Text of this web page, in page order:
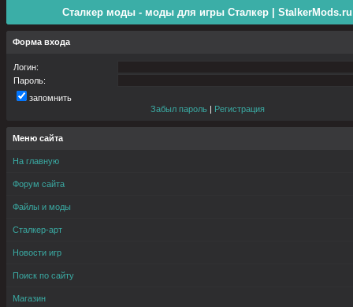
Сталкер моды - моды для игры Сталкер | StalkerMods.ru
Форма входа
Логин:
Пароль:
запомнить
Забыл пароль | Регистрация
Меню сайта
На главную
Форум сайта
Файлы и моды
Сталкер-арт
Новости игр
Поиск по сайту
Магазин